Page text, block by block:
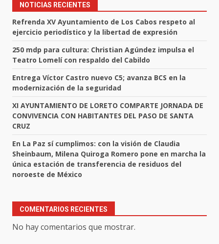
NOTICIAS RECIENTES
Refrenda XV Ayuntamiento de Los Cabos respeto al
ejercicio periodístico y la libertad de expresión
250 mdp para cultura: Christian Agúndez impulsa el
Teatro Lomelí con respaldo del Cabildo
Entrega Víctor Castro nuevo C5; avanza BCS en la
modernización de la seguridad
XI AYUNTAMIENTO DE LORETO COMPARTE JORNADA DE
CONVIVENCIA CON HABITANTES DEL PASO DE SANTA
CRUZ
En La Paz sí cumplimos: con la visión de Claudia
Sheinbaum, Milena Quiroga Romero pone en marcha la
única estación de transferencia de residuos del
noroeste de México
COMENTARIOS RECIENTES
No hay comentarios que mostrar.